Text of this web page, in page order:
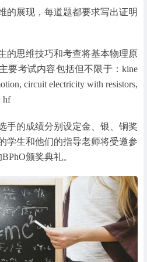
的展现，每道题都要求写出证明
的思维技巧和考查将基本物理原
要考试内容包括但不限于：kine
circuit electricity with resistors,
hf
手的成绩分别设定金、银、铜奖
学生和他们的指导老师将受邀参
颁奖典礼。